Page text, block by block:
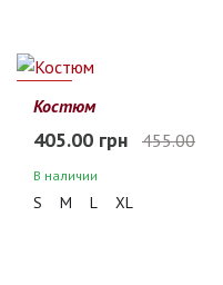
11%
Костюм
405.00 грн 455.00
В наличии
S M L XL